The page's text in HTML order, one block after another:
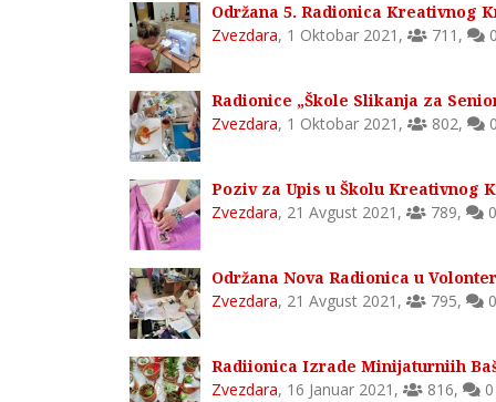
Održana 5. Radionica Kreativnog
Zvezdara, 1 Oktobar 2021 , 711 , 0
Radionice „Škole Slikanja za
Zvezdara, 1 Oktobar 2021 , 802, 0
Poziv za Upis u Školu Kreativnog
Zvezdara, 21 Avgust 2021 , 789, 0
Održana Nova Radionica u
Zvezdara, 21 Avgust 2021 , 795, 0
Radiionica Izrade Minijaturniih
Zvezdara, 16 Januar 2021 , 816, 0